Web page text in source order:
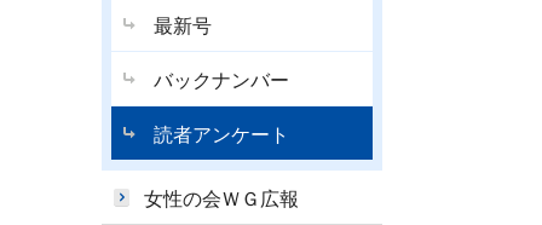
最新号
バックナンバー
読者アンケート
女性の会ＷＧ広報